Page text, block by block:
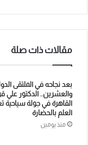
مقالات ذات صلة
بعد نجاحه في الملتقى
والعشرين.. الدكتور علي
القاهرة في جولة سياحية
العلم بالحضارة
منذ يومين